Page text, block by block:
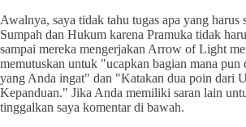
Awalnya, saya tidak tahu tugas apa yang harus
Sumpah dan Hukum karena Pramuka tidak
sampai mereka mengerjakan Arrow of Light
memutuskan untuk "ucapkan bagian mana pun
yang Anda ingat" dan "Katakan dua poin dari
Kepanduan." Jika Anda memiliki saran lain
tinggalkan saya komentar di bawah.